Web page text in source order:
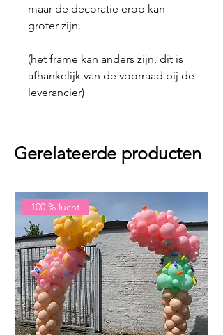
maar de decoratie erop kan
groter zijn.
(het frame kan anders zijn, dit is
afhankelijk van de voorraad bij de
leverancier)
Gerelateerde producten
100 % lucht